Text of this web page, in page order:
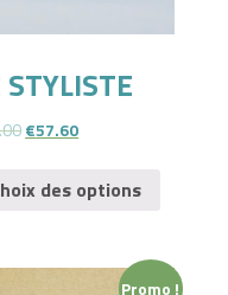
STYLISTE
€57.60
des options
Promo !